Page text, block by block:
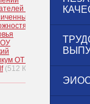
с
ОТ и
(512 КБ)